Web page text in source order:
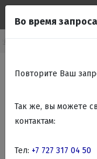
духовые шкафы
Во время
Повторите Ваш
Так же, вы можете
контактам:
Тел: +7 727 317 04 50